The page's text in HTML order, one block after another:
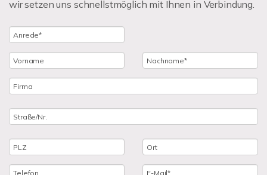
wir setzen uns schnellstmöglich mit Ihnen in Verbindung.